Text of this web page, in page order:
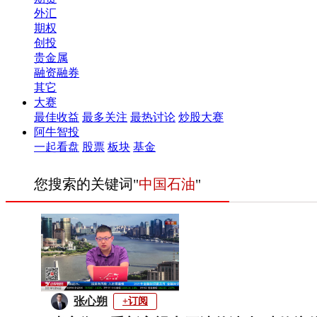
外汇
期权
创投
贵金属
融资融券
其它
大赛
最佳收益 最多关注 最热讨论 炒股大赛
阿牛智投
一起看盘 股票 板块 基金
您搜索的关键词"中国石油"
张心朔 +订阅